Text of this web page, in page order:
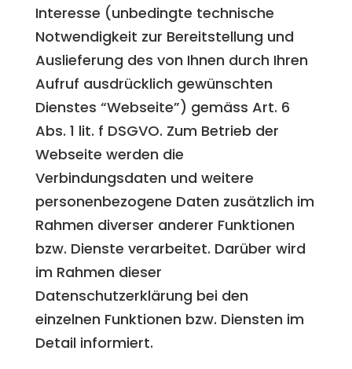
Interesse (unbedingte technische
Notwendigkeit zur Bereitstellung und
Auslieferung des von Ihnen durch Ihren
Aufruf ausdrücklich gewünschten
Dienstes “Webseite”) gemäss Art. 6
Abs. 1 lit. f DSGVO. Zum Betrieb der
Webseite werden die
Verbindungsdaten und weitere
personenbezogene Daten zusätzlich im
Rahmen diverser anderer Funktionen
bzw. Dienste verarbeitet. Darüber wird
im Rahmen dieser
Datenschutzerklärung bei den
einzelnen Funktionen bzw. Diensten im
Detail informiert.